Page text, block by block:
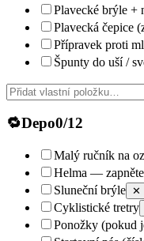
Plavecké brýle +
Plavecká čepice
Přípravek proti
Špunty do uší /
🔁Depo0/12
Malý ručník na
Helma —
Sluneční brýle ✕
Cyklistické tretry
Ponožky (pokud